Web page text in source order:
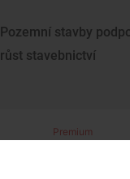
Pozemní stavby
růst stavebnictví
Premium